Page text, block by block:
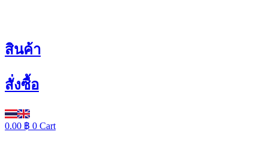
สินค้า
สั่งซื้อ
0.00 ฿ 0 Cart